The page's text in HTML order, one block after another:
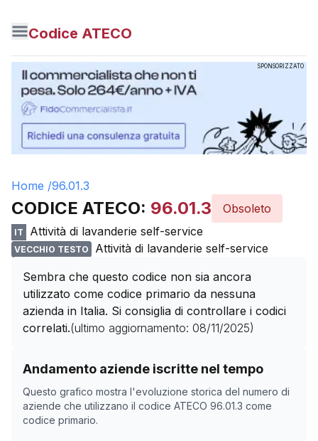
Codice ATECO
SPONSORIZZATO
Home /96.01.3
CODICE ATECO: 96.01.3 Obsoleto
IT Attività di lavanderie self-service
VECCHIO TESTO
Attività di lavanderie self-service
Sembra che questo codice non sia ancora
utilizzato come codice primario da nessuna
azienda in Italia. Si consiglia di controllare i codici
correlati.(ultimo aggiornamento: 08/11/2025)
Andamento aziende iscritte nel tempo
Questo grafico mostra l'evoluzione storica del numero di
aziende che utilizzano il codice ATECO 96.01.3 come
codice primario.
Storico numero di aziende con codice ATECO
Data rilevazione
31/03/2025
1066
14/05/2025